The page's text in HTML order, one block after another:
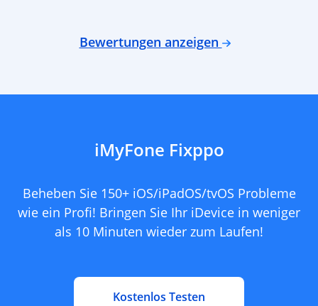
Bewertungen anzeigen
iMyFone Fixppo
Beheben Sie 150+ iOS/iPadOS/tvOS Probleme
wie ein Profi! Bringen Sie Ihr iDevice in weniger
als 10 Minuten wieder zum Laufen!
Kostenlos Testen